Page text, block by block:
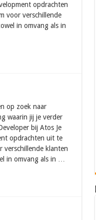
opdrachten
voor verschillende
in omvang als in
op zoek naar
waarin jij je verder
bij Atos Je
opdrachten uit te
klanten
in omvang als in …